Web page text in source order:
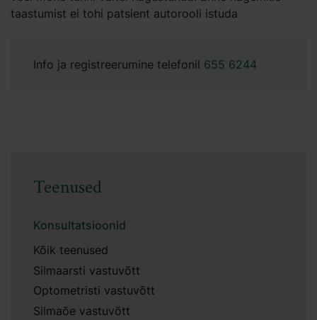
taastumist ei tohi patsient autorooli istuda
Info ja registreerumine telefonil 655 6244
Teenused
Konsultatsioonid
Kõik teenused
Silmaarsti vastuvõtt
Optometristi vastuvõtt
Silmaõe vastuvõtt